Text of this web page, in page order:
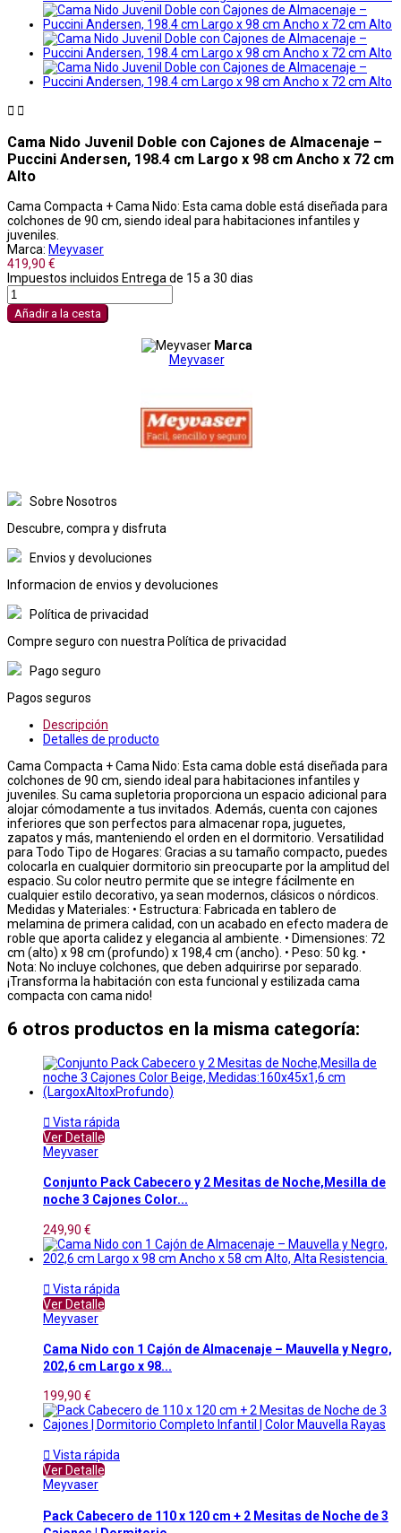
 
Cama Nido Juvenil Doble con Cajones de Almacenaje –
Puccini Andersen, 198.4 cm Largo x 98 cm Ancho x 72 cm
Alto
Cama Compacta + Cama Nido: Esta cama doble está diseñada para
colchones de 90 cm, siendo ideal para habitaciones infantiles y
juveniles.
Marca: Meyvaser
419,90 €
Impuestos incluidos Entrega de 15 a 30 dias
Añadir a la cesta
Marca
Meyvaser
Sobre Nosotros
Descubre, compra y disfruta
Envios y devoluciones
Informacion de envios y devoluciones
Política de privacidad
Compre seguro con nuestra Política de privacidad
Pago seguro
Pagos seguros
Descripción
Detalles de producto
Cama Compacta + Cama Nido: Esta cama doble está diseñada para
colchones de 90 cm, siendo ideal para habitaciones infantiles y
juveniles. Su cama supletoria proporciona un espacio adicional para
alojar cómodamente a tus invitados. Además, cuenta con cajones
inferiores que son perfectos para almacenar ropa, juguetes,
zapatos y más, manteniendo el orden en el dormitorio. Versatilidad
para Todo Tipo de Hogares: Gracias a su tamaño compacto, puedes
colocarla en cualquier dormitorio sin preocuparte por la amplitud del
espacio. Su color neutro permite que se integre fácilmente en
cualquier estilo decorativo, ya sean modernos, clásicos o nórdicos.
Medidas y Materiales: • Estructura: Fabricada en tablero de
melamina de primera calidad, con un acabado en efecto madera de
roble que aporta calidez y elegancia al ambiente. • Dimensiones: 72
cm (alto) x 98 cm (profundo) x 198,4 cm (ancho). • Peso: 50 kg. •
Nota: No incluye colchones, que deben adquirirse por separado.
¡Transforma la habitación con esta funcional y estilizada cama
compacta con cama nido!
6 otros productos en la misma categoría:
 Vista rápida
Ver Detalle
Meyvaser
Conjunto Pack Cabecero y 2 Mesitas de Noche,Mesilla de
noche 3 Cajones Color...
249,90 €
 Vista rápida
Ver Detalle
Meyvaser
Cama Nido con 1 Cajón de Almacenaje – Mauvella y Negro,
202,6 cm Largo x 98...
199,90 €
 Vista rápida
Ver Detalle
Meyvaser
Pack Cabecero de 110 x 120 cm + 2 Mesitas de Noche de 3